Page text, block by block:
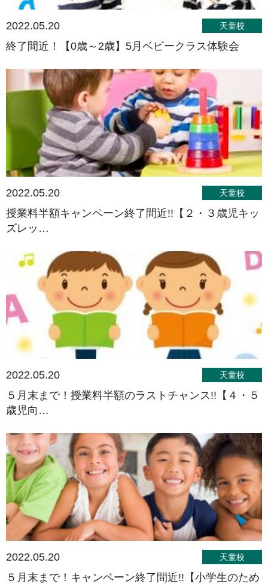
2022.05.20 天童校
終了間近！【0歳～2歳】5月ベビークラス体験会
2022.05.20 天童校
授業料半額キャンペーン終了間近!!【２・３歳児キッ
ズレッ…
2022.05.20 天童校
５月末まで！授業料半額のラストチャンス!!【４・５
歳児向…
2022.05.20 天童校
５月末まで！キャンペーン終了間近!!【小学生のため